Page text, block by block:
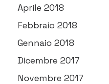
Aprile 2018
Febbraio 2018
Gennaio 2018
Dicembre 2017
Novembre 2017